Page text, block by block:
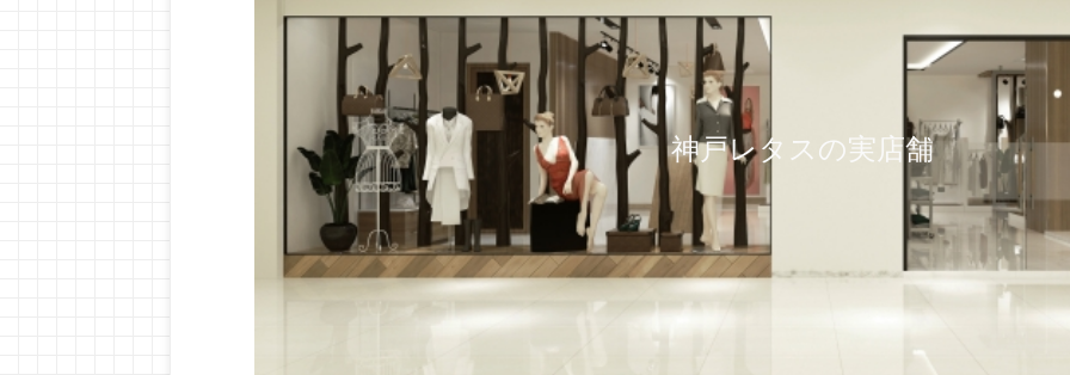
神戸レタスの実店舗